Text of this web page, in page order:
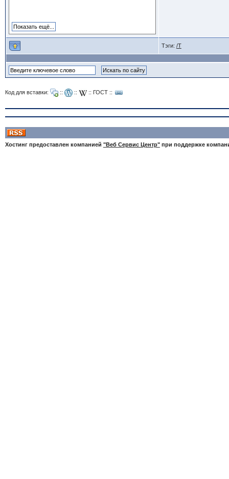
Тэги: /T
Код для вставки: :: :: :: ГОСТ::
Хостинг предоставлен компанией "Веб Сервис Центр"при поддержке